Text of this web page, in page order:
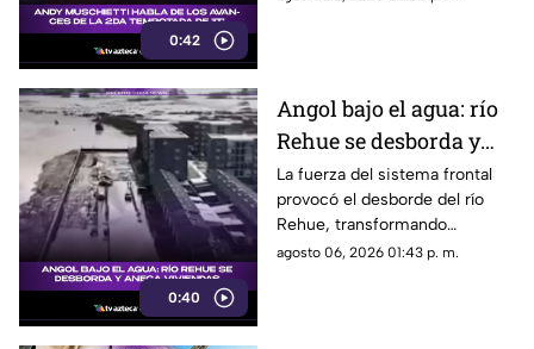
0:42
0:40
Angol bajo el agua: río
Rehue se desborda y
anega viviendas
La fuerza del sistema frontal
provocó el desborde del río
Rehue, transformando
distintos sectores de Angol en
agosto 06, 2026 01:43 p. m.